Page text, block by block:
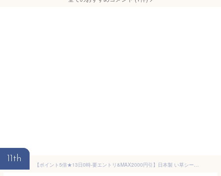
11th
【ポイント5倍★13日0時-要エントリ&MAX2000円引】日本製 い草シーツ シングル 敷きパッド おしゃれ 寝ござ ござ 国産寝ござ マット 省エネ エコ 折りたたみ 夏用 夏寝具 さらさら ひんやり 涼しい 吸汗 抗菌 吸湿 調湿 消臭 洗濯不要 自然素材 天然素材 88×180cm 1畳 熊本